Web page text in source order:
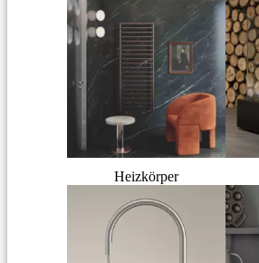
Heizkörper